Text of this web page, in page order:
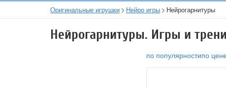
Оригинальные игрушки Нейро игры Нейрогарнитуры
Нейрогарнитуры. Игры и
по популярностипо